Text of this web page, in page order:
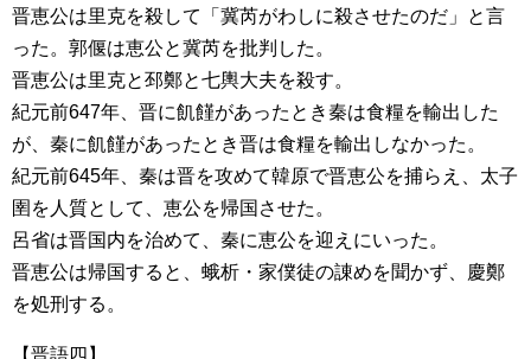
晋恵公は里克を殺して「冀芮がわしに殺させたのだ」と言
った。郭偃は恵公と冀芮を批判した。
晋恵公は里克と邳鄭と七輿大夫を殺す。
紀元前647年、晋に飢饉があったとき秦は食糧を輸出した
が、秦に飢饉があったとき晋は食糧を輸出しなかった。
紀元前645年、秦は晋を攻めて韓原で晋恵公を捕らえ、太子
圉を人質として、恵公を帰国させた。
呂省は晋国内を治めて、秦に恵公を迎えにいった。
晋恵公は帰国すると、蛾析・家僕徒の諌めを聞かず、慶鄭
を処刑する。
【晋語四】